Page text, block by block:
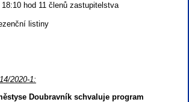
hod 11 členů zastupitelstva
listiny
2020-1:
Doubravník schvaluje program